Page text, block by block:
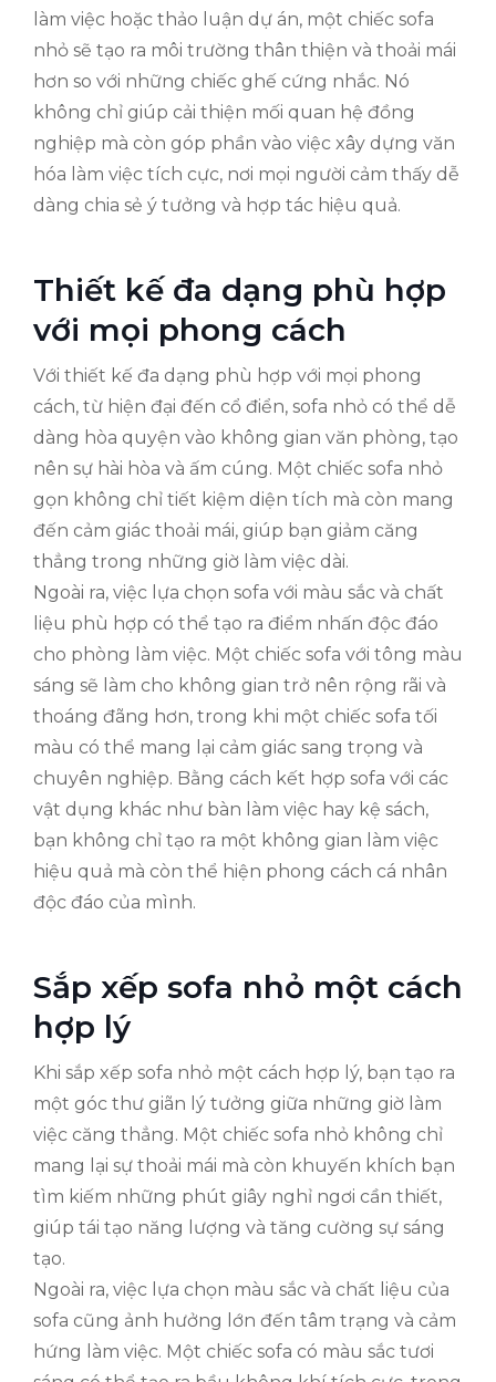
làm việc hoặc thảo luận dự án, một chiếc sofa
nhỏ sẽ tạo ra môi trường thân thiện và thoải mái
hơn so với những chiếc ghế cứng nhắc. Nó
không chỉ giúp cải thiện mối quan hệ đồng
nghiệp mà còn góp phần vào việc xây dựng văn
hóa làm việc tích cực, nơi mọi người cảm thấy dễ
dàng chia sẻ ý tưởng và hợp tác hiệu quả.
Thiết kế đa dạng phù hợp
với mọi phong cách
Với thiết kế đa dạng phù hợp với mọi phong
cách, từ hiện đại đến cổ điển, sofa nhỏ có thể dễ
dàng hòa quyện vào không gian văn phòng, tạo
nên sự hài hòa và ấm cúng. Một chiếc sofa nhỏ
gọn không chỉ tiết kiệm diện tích mà còn mang
đến cảm giác thoải mái, giúp bạn giảm căng
thẳng trong những giờ làm việc dài.
Ngoài ra, việc lựa chọn sofa với màu sắc và chất
liệu phù hợp có thể tạo ra điểm nhấn độc đáo
cho phòng làm việc. Một chiếc sofa với tông màu
sáng sẽ làm cho không gian trở nên rộng rãi và
thoáng đãng hơn, trong khi một chiếc sofa tối
màu có thể mang lại cảm giác sang trọng và
chuyên nghiệp. Bằng cách kết hợp sofa với các
vật dụng khác như bàn làm việc hay kệ sách,
bạn không chỉ tạo ra một không gian làm việc
hiệu quả mà còn thể hiện phong cách cá nhân
độc đáo của mình.
Sắp xếp sofa nhỏ một cách
hợp lý
Khi sắp xếp sofa nhỏ một cách hợp lý, bạn tạo ra
một góc thư giãn lý tưởng giữa những giờ làm
việc căng thẳng. Một chiếc sofa nhỏ không chỉ
mang lại sự thoải mái mà còn khuyến khích bạn
tìm kiếm những phút giây nghỉ ngơi cần thiết,
giúp tái tạo năng lượng và tăng cường sự sáng
tạo.
Ngoài ra, việc lựa chọn màu sắc và chất liệu của
sofa cũng ảnh hưởng lớn đến tâm trạng và cảm
hứng làm việc. Một chiếc sofa có màu sắc tươi